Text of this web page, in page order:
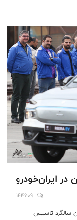
در ایران‌خودرو
144609
سالگرد تاسیس